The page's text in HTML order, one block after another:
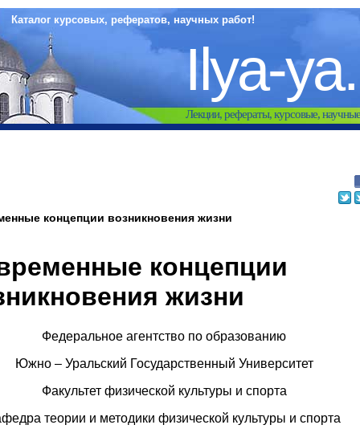
Каталог курсовых, рефератов, научных работ!
Ilya-
Лекции, рефераты, курсовые,
концепции возникновения жизни
концепции
жизни
Федеральное агентство по образованию
Южно – Уральский Государственный Университет
Факультет физической культуры и спорта
теории и методики физической культуры и спорта